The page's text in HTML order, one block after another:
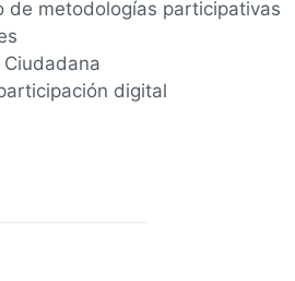
de metodologías participativas
digital